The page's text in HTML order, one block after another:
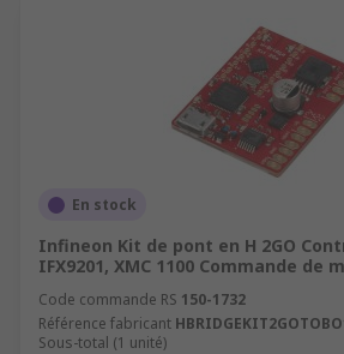
En stock
Infineon Kit de pont en H 2GO
IFX9201, XMC 1100 Commande de
Code commande RS 150-1732
Référence fabricant
Sous-total (1 unité)